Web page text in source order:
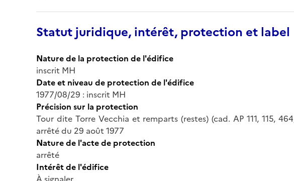
Statut juridique, intérêt, protection et label
Nature de la protection de l'édifice
inscrit MH
Date et niveau de protection de l'édifice
1977/08/29 : inscrit MH
Précision sur la protection
Tour dite Torre Vecchia et remparts (restes) (cad. AP 111, 115,
arrêté du 29 août 1977
Nature de l'acte de protection
arrêté
Intérêt de l'édifice